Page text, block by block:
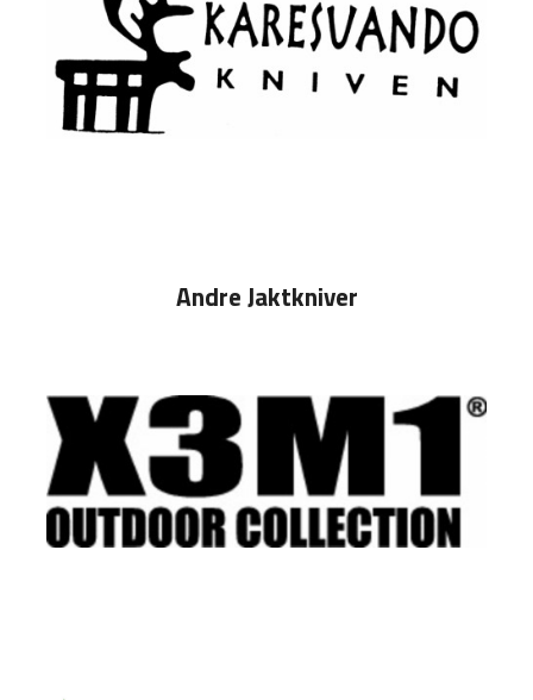
Andre Jaktkniver